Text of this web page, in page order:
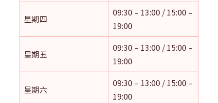
星期四
09:30 – 13:00 / 15:00 –
19:00
星期五
09:30 – 13:00 / 15:00 –
19:00
星期六
09:30 – 13:00 / 15:00 –
19:00